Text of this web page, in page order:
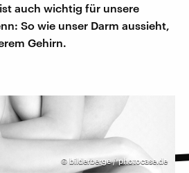
auch wichtig für unsere
So wie unser Darm aussieht,
Gehirn.
© bilderberge / photocase.de